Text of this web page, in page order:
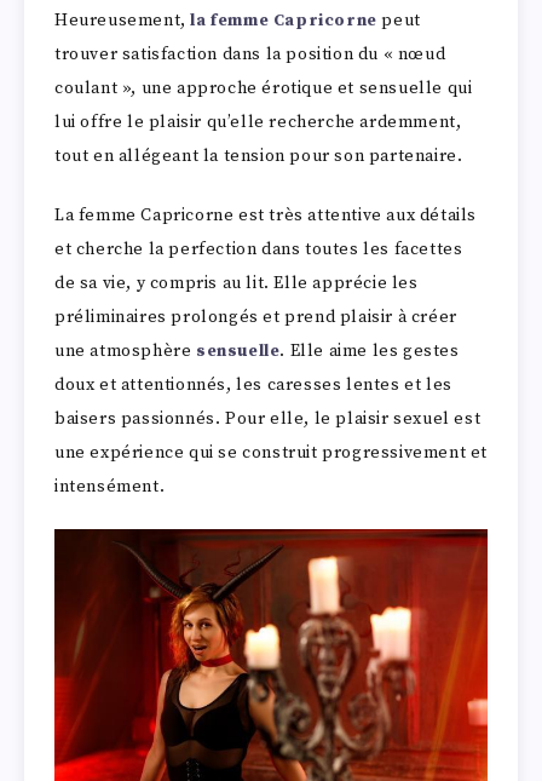
Heureusement,la femme Capricorne peut
trouver satisfaction dans la position du « nœud
coulant », une approche érotique et sensuelle qui
lui offre le plaisir qu’elle recherche ardemment,
tout en allégeant la tension pour son partenaire.
La femme Capricorne est très attentive aux détails
et cherche la perfection dans toutes les facettes
de sa vie, y compris au lit. Elle apprécie les
préliminaires prolongés et prend plaisir à créer
une atmosphère sensuelle. Elle aime les gestes
doux et attentionnés, les caresses lentes et les
baisers passionnés. Pour elle, le plaisir sexuel est
une expérience qui se construit progressivement et
intensément.